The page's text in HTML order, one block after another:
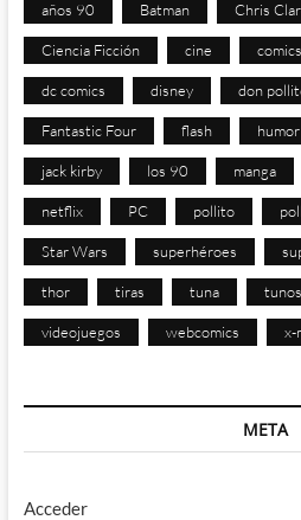
años 90 Batman Chris
Ciencia Ficción cine comics
dc comics disney don
Fantastic Four flash humor
jack kirby los 90 manga
netflix PC pollito
Star Wars superhéroes
thor tiras tuna tunos
videojuegos webcomics x-
META
Acceder